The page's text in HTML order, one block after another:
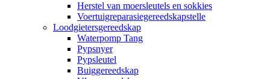
Herstel van moersleutels en sokkies
Voertuigreparasiegereedskapstelle
Loodgietersgereedskap
Waterpomp Tang
Pypsnyer
Pypsleutel
Buiggereedskap